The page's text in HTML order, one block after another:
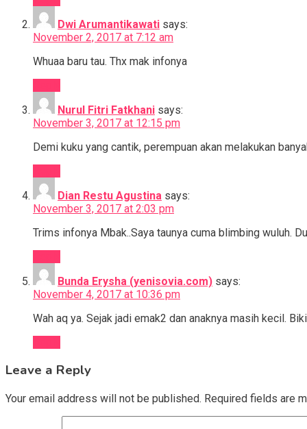
Dwi Arumantikawati says:
November 2, 2017 at 7:12 am
Whuaa baru tau. Thx mak infonya
Nurul Fitri Fatkhani says:
November 3, 2017 at 12:15 pm
Demi kuku yang cantik, perempuan akan melakukan
Dian Restu Agustina says:
November 3, 2017 at 2:03 pm
Trims infonya Mbak..Saya taunya cuma blimbing wuluh.
Bunda Erysha (yenisovia.com) says:
November 4, 2017 at 10:36 pm
Wah aq ya. Sejak jadi emak2 dan anaknya masih kecil.
Leave a Reply
Your email address will not be published. Required fields are